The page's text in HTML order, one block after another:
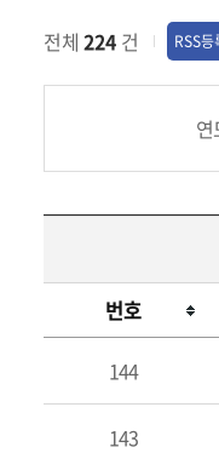
전체 224 건 RSS등
연
자
번호
144
143